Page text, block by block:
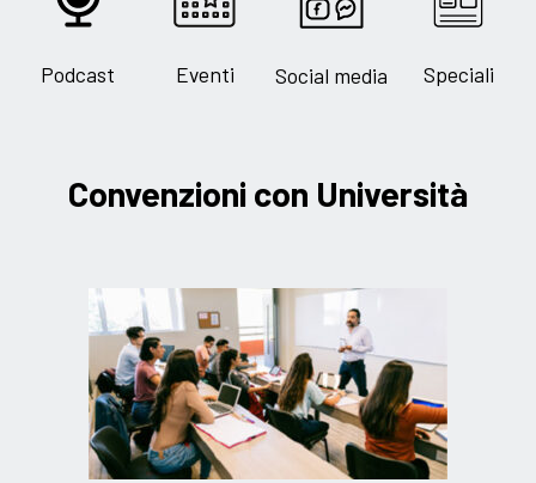
Podcast Eventi Social media Speciali
Convenzioni con Università